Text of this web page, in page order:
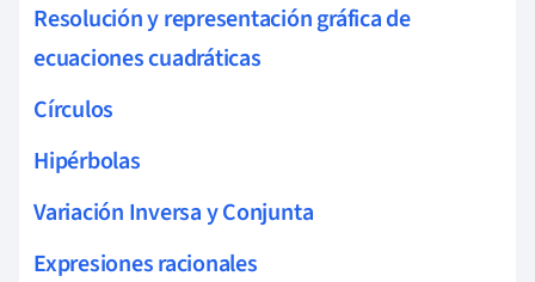
Resolución y representación gráfica de
ecuaciones cuadráticas
Círculos
Hipérbolas
Variación Inversa y Conjunta
Expresiones racionales